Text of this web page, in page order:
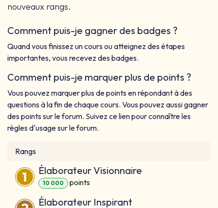
nouveaux rangs.
Comment puis-je gagner des badges ?
Quand vous finissez un cours ou atteignez des étapes
importantes, vous recevez des badges.
Comment puis-je marquer plus de points ?
Vous pouvez marquer plus de points en répondant à des
questions à la fin de chaque cours. Vous pouvez aussi gagner
des points sur le forum. Suivez ce lien pour connaître les
règles d'usage sur le forum.
Rangs
Élaborateur Visionnaire
10 000 points
Élaborateur Inspirant